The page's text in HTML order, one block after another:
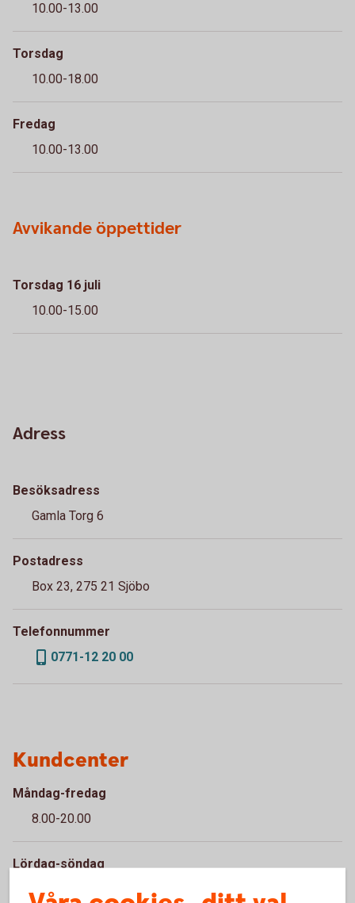
10.00-13.00
Torsdag
10.00-18.00
Fredag
10.00-13.00
Avvikande öppettider
Torsdag 16 juli
10.00-15.00
Adress
Besöksadress
Gamla Torg 6
Postadress
Box 23, 275 21 Sjöbo
Telefonnummer
0771-12 20 00
Kundcenter
Måndag-fredag
8.00-20.00
Lördag-söndag
10.00-16.00